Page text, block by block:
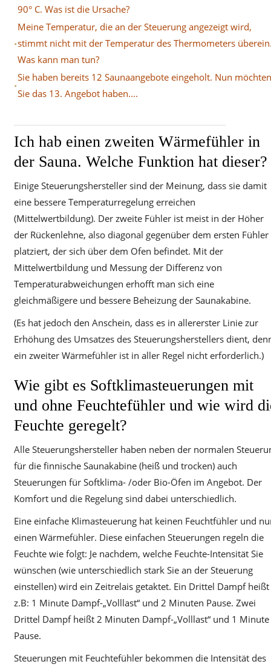
90° C. Was ist die Ursache?
Meine Temperatur, die an der Steuerung angezeigt wird,
stimmt nicht mit der Temperatur des Thermometers
Was kann man tun?
Sie haben bereits 12 Saunaangebote eingeholt. Nun möchten
Sie das 13. Angebot haben....
Ich hab einen zweiten Wärmefühler in
der Sauna. Welche Funktion hat dieser?
Einige Steuerungshersteller sind der Meinung, dass sie damit
eine bessere Temperaturregelung erreichen
(Mittelwertbildung). Der zweite Fühler ist meist in der Höher
der Rückenlehne, also diagonal gegenüber dem ersten Fühler
platziert, der sich über dem Ofen befindet. Mit der
Mittelwertbildung und Messung der Differenz von
Temperaturabweichungen erhofft man sich eine
gleichmäßigere und bessere Beheizung der Saunakabine.
(Es hat jedoch den Anschein, dass es in allererster Linie zur
Erhöhung des Umsatzes des Steuerungsherstellers dient,
ein zweiter Wärmefühler ist in aller Regel nicht erforderlich.)
Wie gibt es Softklimasteuerungen mit
und ohne Feuchtefühler und wie wird
Feuchte geregelt?
Alle Steuerungshersteller haben neben der normalen
für die finnische Saunakabine (heiß und trocken) auch
Steuerungen für Softklima- /oder Bio-Öfen im Angebot. Der
Komfort und die Regelung sind dabei unterschiedlich.
Eine einfache Klimasteuerung hat keinen Feuchtfühler und
einen Wärmefühler. Diese einfachen Steuerungen regeln die
Feuchte wie folgt: Je nachdem, welche Feuchte-Intensität Sie
wünschen (wie unterschiedlich stark Sie an der Steuerung
einstellen) wird ein Zeitrelais getaktet. Ein Drittel Dampf heißt
z.B: 1 Minute Dampf-„Volllast“ und 2 Minuten Pause. Zwei
Drittel Dampf heißt 2 Minuten Dampf-„Volllast“ und 1 Minute
Pause.
Steuerungen mit Feuchtefühler bekommen die Intensität des